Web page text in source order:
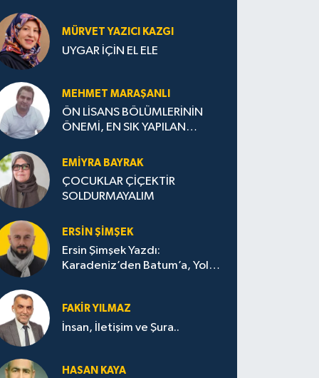
MÜRVET YAZICI KAZGI
UYGAR İÇİN EL ELE
MEHMET MARAŞANLI
ÖN LİSANS BÖLÜMLERİNİN
ÖNEMİ, EN SIK YAPILAN
STRATEJİLERİ
EMIYRA BAYRAK
ÇOCUKLAR ÇİÇEKTİR
SOLDURMAYALIM
ERSIN ŞIMŞEK
Ersin Şimşek Yazdı:
Karadeniz’den Batum’a, Yolun
FAKIR YILMAZ
İnsan, İletişim ve Şura..
HASAN KAYA